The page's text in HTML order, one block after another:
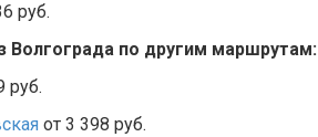
руб.
Волгограда по другим маршрутам:
руб.
от 3 398 руб.